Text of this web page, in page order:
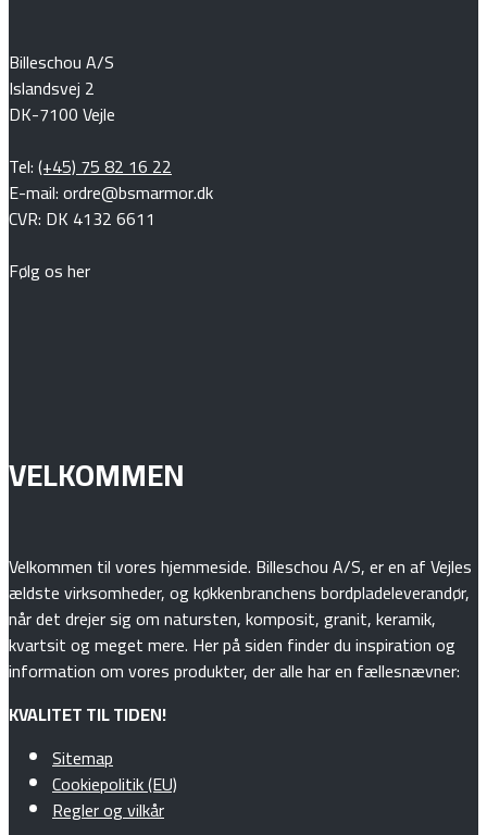
Billeschou A/S
Islandsvej 2
DK-7100 Vejle
Tel:(+45) 75 82 16 22
E-mail: ordre@bsmarmor.dk
CVR: DK 4132 6611
Følg os her
VELKOMMEN
Velkommen til vores hjemmeside. Billeschou A/S, er en af Vejles
ældste virksomheder, og køkkenbranchens bordpladeleverandør,
når det drejer sig om natursten, komposit, granit, keramik,
kvartsit og meget mere. Her på siden finder du inspiration og
information om vores produkter, der alle har en fællesnævner:
KVALITET TIL TIDEN!
Sitemap
Cookiepolitik (EU)
Regler og vilkår